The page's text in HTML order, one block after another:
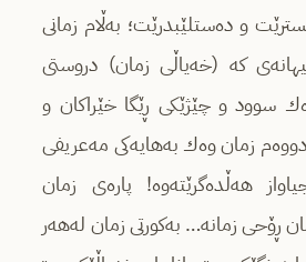
و دەستلێبدرێت؛ بەڵام زمانی
كە (خەیاڵی زمان) دروستی
سوود و چێژێكی ڕێگا خێراكان و
دووەم زمان وەك بەهایەكی مەعریفی
هەڵدەگرێتەوە! پارەی زمان
ڕۆحی زمانە… بەكورتی زمان لەهەر